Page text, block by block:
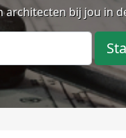
architecten bij jou in